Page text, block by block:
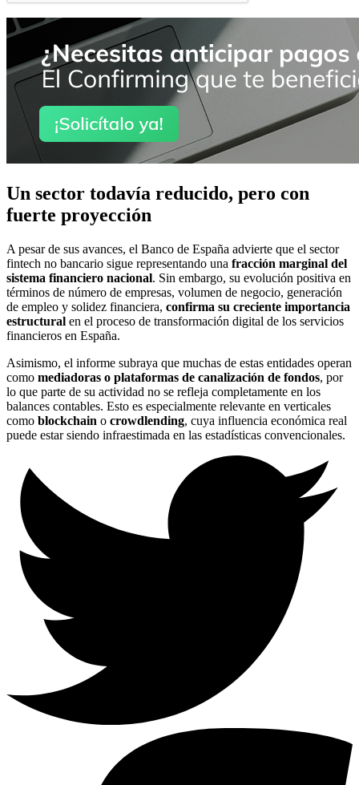
Un sector todavía reducido, pero con
fuerte proyección
A pesar de sus avances, el Banco de España advierte que el sector
fintech no bancario sigue representando una fracción marginal del
sistema financiero nacional. Sin embargo, su evolución positiva en
términos de número de empresas, volumen de negocio, generación
de empleo y solidez financiera, confirma su creciente importancia
estructural en el proceso de transformación digital de los servicios
financieros en España.
Asimismo, el informe subraya que muchas de estas entidades operan
como mediadoras o plataformas de canalización de fondos, por
lo que parte de su actividad no se refleja completamente en los
balances contables. Esto es especialmente relevante en verticales
como blockchain o crowdlending, cuya influencia económica real
puede estar siendo infraestimada en las estadísticas convencionales.